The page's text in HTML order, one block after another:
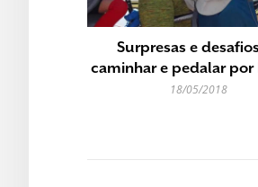
Surpresas e
caminhar e pedalar por
18/05/2018